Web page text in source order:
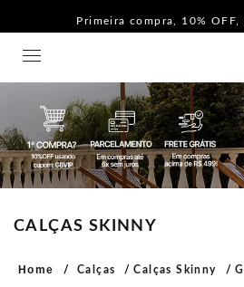
Primeira compra, 10% OFF,
CALÇAS SKINNY
Home Calças Calças Skinny